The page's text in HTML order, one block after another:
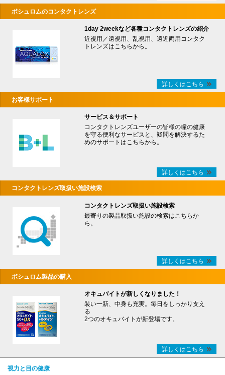
ボシュロムのコンタクトレンズ
1day 2weekなど各種コンタクトレンズの紹介
近視用／遠視用、乱視用、遠近両用コンタク
トレンズはこちらから。
詳しくはこちら
お客様サポート
サービス＆サポート
コンタクトレンズユーザーの皆様の瞳の健康
を守る便利なサービスと、疑問を解決するた
めのサポートはこちらから。
詳しくはこちら
コンタクトレンズ取扱い施設検索
コンタクトレンズ取扱い施設検索
最寄りの製品取扱い施設の検索はこちらか
ら。
詳しくはこちら
ボシュロム製品の購入
オキュバイトが新しくなりました！
装い一新、中身も充実。毎日をしっかり支え
る
2つのオキュバイトが新登場です。
詳しくはこちら
視力と目の健康